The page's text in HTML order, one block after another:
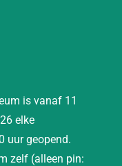
is vanaf 11
elke
uur geopend.
zelf (alleen pin: